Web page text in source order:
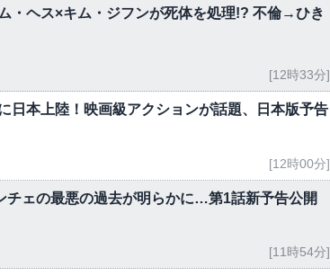
・ヘス×キム・ジフンが死体を処理!? 不倫→ひき
[12時33分]
日本上陸！映画級アクションが話題、日本版予告
[12時00分]
チェの最悪の過去が明らかに…第1話新予告公開
[11時54分]